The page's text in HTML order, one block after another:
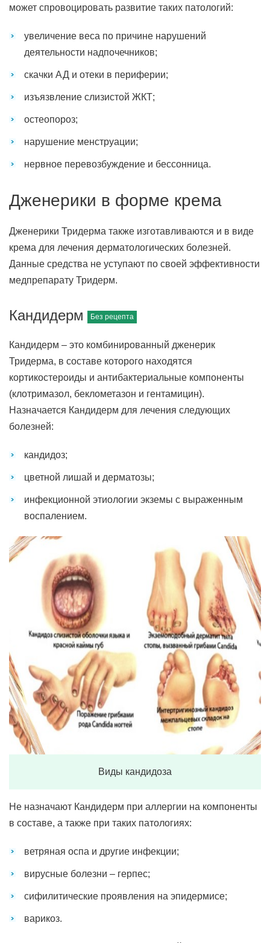
может спровоцировать развитие таких патологий:
увеличение веса по причине нарушений
деятельности надпочечников;
скачки АД и отеки в периферии;
изъязвление слизистой ЖКТ;
остеопороз;
нарушение менструации;
нервное перевозбуждение и бессонница.
Дженерики в форме крема
Дженерики Тридерма также изготавливаются и в виде
крема для лечения дерматологических болезней.
Данные средства не уступают по своей эффективности
медпрепарату Тридерм.
Кандидерм
Кандидерм – это комбинированный дженерик
Тридерма, в составе которого находятся
кортикостероиды и антибактериальные компоненты
(клотримазол, беклометазон и гентамицин).
Назначается Кандидерм для лечения следующих
болезней:
кандидоз;
цветной лишай и дерматозы;
инфекционной этиологии экземы с выраженным
воспалением.
Виды кандидоза
Не назначают Кандидерм при аллергии на компоненты
в составе, а также при таких патологиях:
ветряная оспа и другие инфекции;
вирусные болезни – герпес;
сифилитические проявления на эпидермисе;
варикоз.